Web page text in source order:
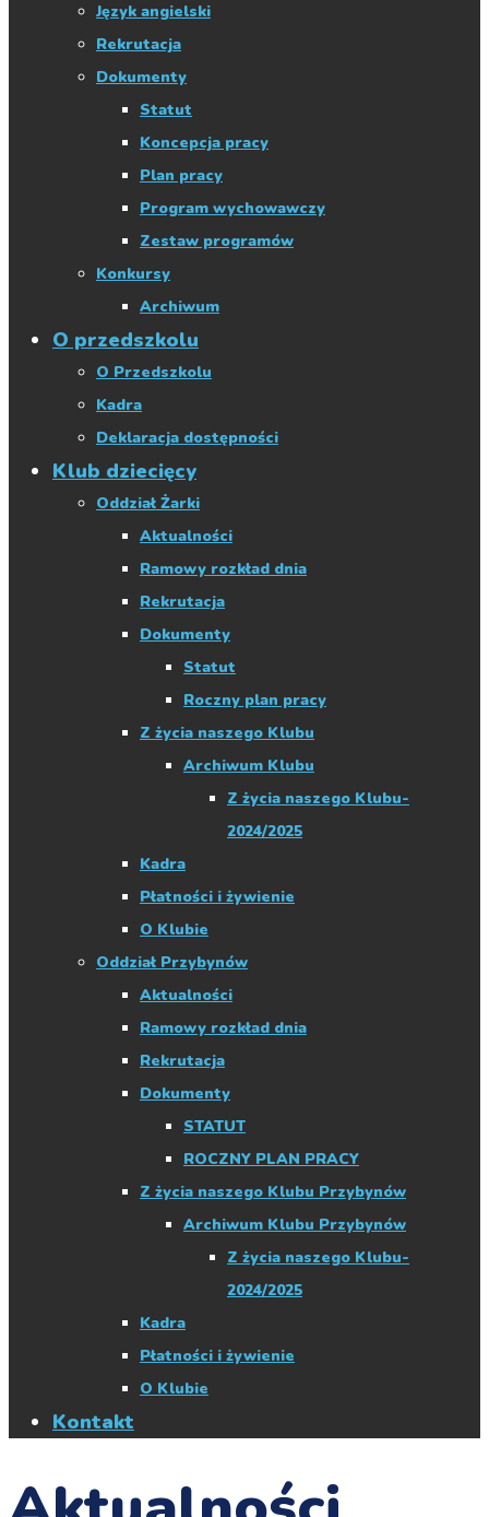
Język angielski
Rekrutacja
Dokumenty
Statut
Koncepcja pracy
Plan pracy
Program wychowawczy
Zestaw programów
Konkursy
Archiwum
O przedszkolu
O Przedszkolu
Kadra
Deklaracja dostępności
Klub dziecięcy
Oddział Żarki
Aktualności
Ramowy rozkład dnia
Rekrutacja
Dokumenty
Statut
Roczny plan pracy
Z życia naszego Klubu
Archiwum Klubu
Z życia naszego Klubu-
2024/2025
Kadra
Płatności i żywienie
O Klubie
Oddział Przybynów
Aktualności
Ramowy rozkład dnia
Rekrutacja
Dokumenty
STATUT
ROCZNY PLAN PRACY
Z życia naszego Klubu Przybynów
Archiwum Klubu Przybynów
Z życia naszego Klubu-
2024/2025
Kadra
Płatności i żywienie
O Klubie
Kontakt